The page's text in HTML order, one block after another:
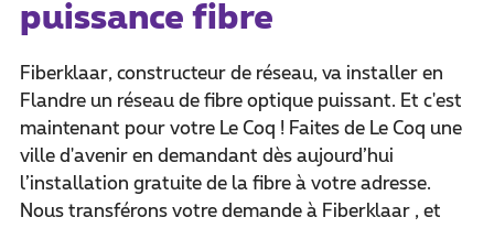
puissance fibre
Fiberklaar, constructeur de réseau, va installer en
Flandre un réseau de fibre optique puissant. Et c'est
maintenant pour votre Le Coq ! Faites de Le Coq une
ville d'avenir en demandant dès aujourd’hui
l’installation gratuite de la fibre à votre adresse.
Nous transférons votre demande à Fiberklaar , et